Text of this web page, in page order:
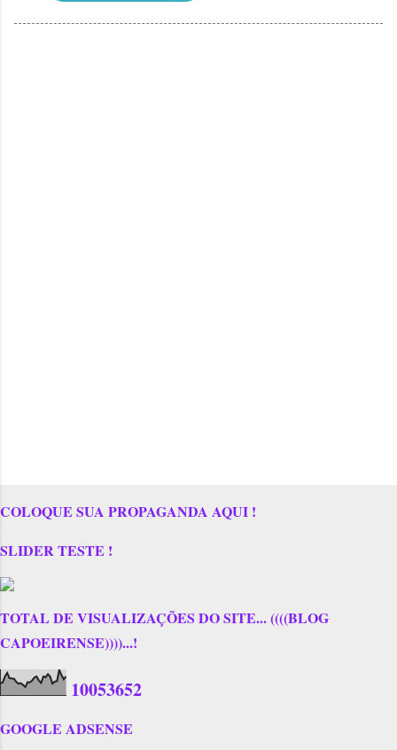
COLOQUE SUA PROPAGANDA AQUI !
SLIDER TESTE !
TOTAL DE VISUALIZAÇÕES DO SITE... ((((BLOG
CAPOEIRENSE))))...!
10053652
GOOGLE ADSENSE